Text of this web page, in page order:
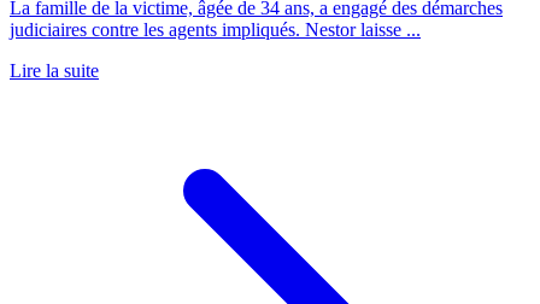
La famille de la victime, âgée de 34 ans, a engagé des démarches
judiciaires contre les agents impliqués. Nestor laisse ...
Lire la suite